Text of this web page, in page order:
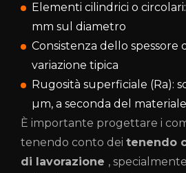
Elementi cilindrici o
mm sul diametro
Consistenza dello spessore
variazione tipica
Rugosità superficiale (Ra):
µm, a seconda del materiale
È importante progettare i
tenendo conto dei tenendo
di lavorazione ,